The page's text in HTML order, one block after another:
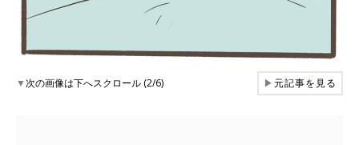
▼次の画像は下へスクロール (2/6) ▶元記事を見る